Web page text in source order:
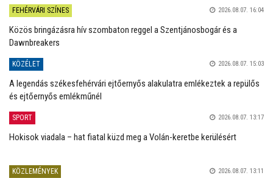
FEHÉRVÁRI SZÍNES 2026.08.07. 16:04
Közös bringázásra hív szombaton reggel a Szentjánosbogár és a
Dawnbreakers
KÖZÉLET 2026.08.07. 15:03
A legendás székesfehérvári ejtőernyős alakulatra emlékeztek a repülős
és ejtőernyős emlékműnél
SPORT 2026.08.07. 13:17
Hokisok viadala – hat fiatal küzd meg a Volán-keretbe kerülésért
KÖZLEMÉNYEK 2026.08.07. 13:11